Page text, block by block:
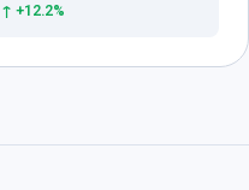
↑ +12.2%